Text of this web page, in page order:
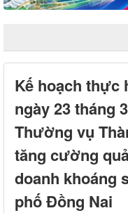
Kế hoạch thực
ngày 23 tháng
Thường vụ
tăng cường
doanh khoáng
phố Đồng Nai